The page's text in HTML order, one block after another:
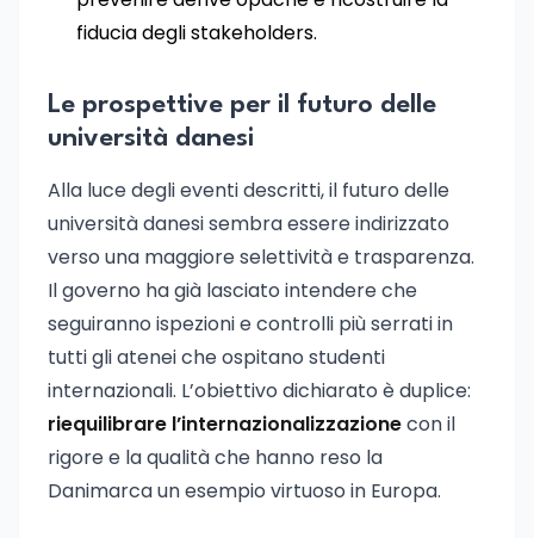
fiducia degli stakeholders.
Le prospettive per il futuro delle
università danesi
Alla luce degli eventi descritti, il futuro delle
università danesi sembra essere indirizzato
verso una maggiore selettività e trasparenza.
Il governo ha già lasciato intendere che
seguiranno ispezioni e controlli più serrati in
tutti gli atenei che ospitano studenti
internazionali. L’obiettivo dichiarato è duplice:
riequilibrare l’internazionalizzazionecon il
rigore e la qualità che hanno reso la
Danimarca un esempio virtuoso in Europa.